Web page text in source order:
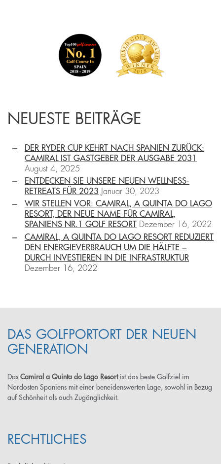
NEUESTE BEITRÄGE
DER RYDER CUP KEHRT NACH SPANIEN ZURÜCK:
CAMIRAL IST GASTGEBER DER AUSGABE 2031
August 4, 2025
ENTDECKEN SIE UNSERE NEUEN WELLNESS-
RETREATS FÜR 2023 Januar 30, 2023
WIR STELLEN VOR: CAMIRAL, A QUINTA DO LAGO
RESORT, DER NEUE NAME FÜR CAMIRAL,
SPANIENS NR.1 GOLF RESORT
Dezember 16, 2022
CAMIRAL, A QUINTA DO LAGO RESORT REDUZIERT
DEN ENERGIEVERBRAUCH UM DIE HÄLFTE −
DURCH INVESTIEREN IN DIE INFRASTRUKTUR
Dezember 16, 2022
DAS GOLFPORTORT DER NEUEN
GENERATION
Das Camiral a Quinta do Lago Resort ist das beste Golfziel im
Nordosten Spaniens mit einer beneidenswerten Lage, sowohl in Bezug
auf Schönheit als auch Zugänglichkeit.
RECHTLICHES